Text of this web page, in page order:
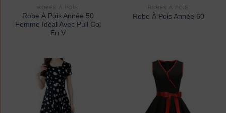
ROBES À POIS
Robe À Pois Année 50
Femme Idéal Avec Pull Col
En V
ROBES À POIS
Robe À Pois Année 60